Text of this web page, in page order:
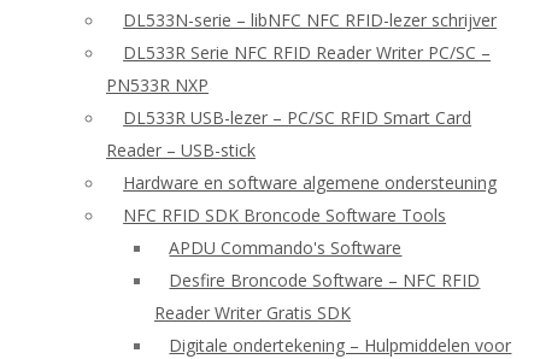
DL533N-serie – libNFC NFC RFID-lezer schrijver
DL533R Serie NFC RFID Reader Writer PC/SC –
PN533R NXP
DL533R USB-lezer – PC/SC RFID Smart Card
Reader – USB-stick
Hardware en software algemene ondersteuning
NFC RFID SDK Broncode Software Tools
APDU Commando's Software
Desfire Broncode Software – NFC RFID
Reader Writer Gratis SDK
Digitale ondertekening – Hulpmiddelen voor